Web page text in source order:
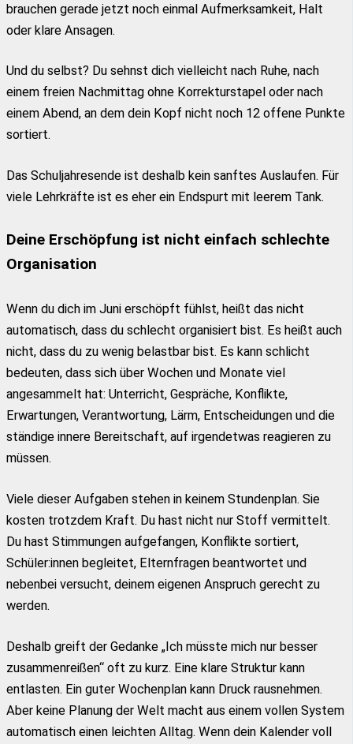
brauchen gerade jetzt noch einmal Aufmerksamkeit, Halt
oder klare Ansagen.
Und du selbst? Du sehnst dich vielleicht nach Ruhe, nach
einem freien Nachmittag ohne Korrekturstapel oder nach
einem Abend, an dem dein Kopf nicht noch 12 offene Punkte
sortiert.
Das Schuljahresende ist deshalb kein sanftes Auslaufen. Für
viele Lehrkräfte ist es eher ein Endspurt mit leerem Tank.
Deine Erschöpfung ist nicht einfach schlechte
Organisation
Wenn du dich im Juni erschöpft fühlst, heißt das nicht
automatisch, dass du schlecht organisiert bist. Es heißt auch
nicht, dass du zu wenig belastbar bist. Es kann schlicht
bedeuten, dass sich über Wochen und Monate viel
angesammelt hat: Unterricht, Gespräche, Konflikte,
Erwartungen, Verantwortung, Lärm, Entscheidungen und die
ständige innere Bereitschaft, auf irgendetwas reagieren zu
müssen.
Viele dieser Aufgaben stehen in keinem Stundenplan. Sie
kosten trotzdem Kraft. Du hast nicht nur Stoff vermittelt.
Du hast Stimmungen aufgefangen, Konflikte sortiert,
Schüler:innen begleitet, Elternfragen beantwortet und
nebenbei versucht, deinem eigenen Anspruch gerecht zu
werden.
Deshalb greift der Gedanke „Ich müsste mich nur besser
zusammenreißen“ oft zu kurz. Eine klare Struktur kann
entlasten. Ein guter Wochenplan kann Druck rausnehmen.
Aber keine Planung der Welt macht aus einem vollen System
automatisch einen leichten Alltag. Wenn dein Kalender voll